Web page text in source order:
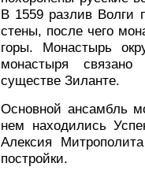
В 1559 разлив Волги
стены, после чего
горы. Монастырь
монастыря
существе Зиланте.
Основной ансамбль
нем находились
Алексия
постройки.